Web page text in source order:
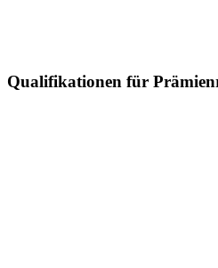
Qualifikationen für